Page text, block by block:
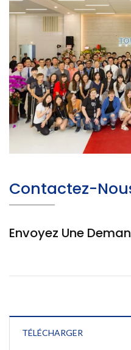
Contactez-
Envoyez Une
TÉLÉCHARGER